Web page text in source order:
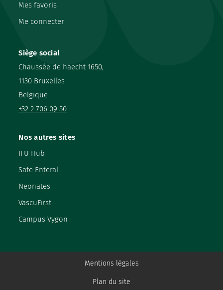
Siège social
Chaussée de haecht 1650,
1130 Bruxelles
Belgique
+32 2 706 09 50
Mes favoris
Me connecter
Nos autres sites
IFU Hub
Safe Enteral
Neonates
VascuFirst
Campus Vygon
Mentions légales
Plan du site